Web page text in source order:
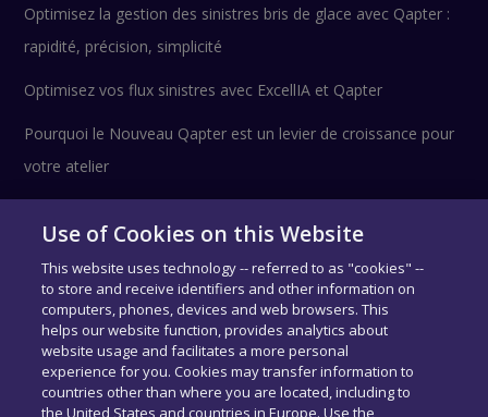
Optimisez la gestion des sinistres bris de glace avec Qapter :
rapidité, précision, simplicité
Optimisez vos flux sinistres avec ExcellIA et Qapter
Pourquoi le Nouveau Qapter est un levier de croissance pour
votre atelier
Suivez-nous !
Use of Cookies on this Website
This website uses technology -- referred to as "cookies" --
to store and receive identifiers and other information on
computers, phones, devices and web browsers. This
helps our website function, provides analytics about
website usage and facilitates a more personal
experience for you. Cookies may transfer information to
countries other than where you are located, including to
the United States and countries in Europe. Use the